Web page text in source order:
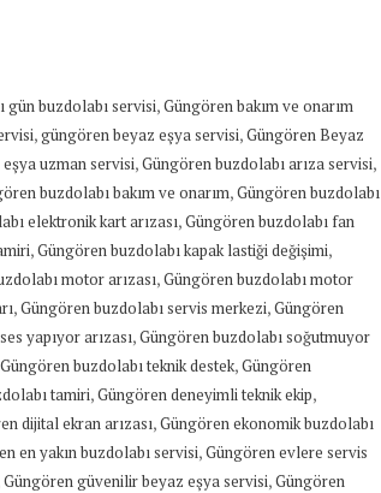
gün buzdolabı servisi,Güngören bakım ve onarım
,güngören beyaz eşya servisi,Güngören Beyaz
uzman servisi,Güngören buzdolabı arıza servisi,
buzdolabı bakım ve onarım,Güngören buzdolabı
elektronik kart arızası,Güngören buzdolabı fan
,Güngören buzdolabı kapak lastiği değişimi,
motor arızası,Güngören buzdolabı motor
,Güngören buzdolabı servis merkezi,Güngören
yapıyor arızası,Güngören buzdolabı soğutmuyor
Güngören buzdolabı teknik destek,Güngören
tamiri,Güngören deneyimli teknik ekip,
dijital ekran arızası,Güngören ekonomik buzdolabı
en yakın buzdolabı servisi,Güngören evlere servis
Güngören güvenilir beyaz eşya servisi,Güngören